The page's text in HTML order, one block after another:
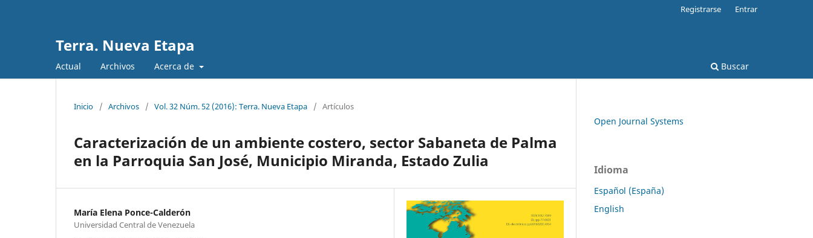
Terra. Nueva Etapa
Actual Archivos Acerca de Buscar
Registrarse Entrar
Inicio / Archivos / Vol. 32 Núm. 52 (2016): Terra. Nueva Etapa / Artículos
Caracterización de un ambiente costero, sector Sabaneta de Palma
en la Parroquia San José, Municipio Miranda, Estado Zulia
María Elena Ponce-Calderón
Universidad Central de Venezuela
Open Journal Systems
Idioma
Español (España)
English